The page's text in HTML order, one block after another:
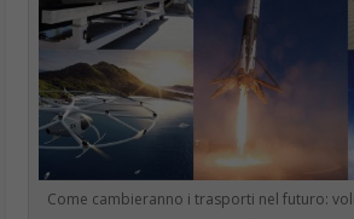
Google One: cos’è e come funziona
In molti si sono chiesti cos’è Google One,
averne sentito parlare l’hanno interpretato
sta per rimpiazzare il caro vecchio
Google
proprio così: Google One è la nuova
che gestiscono un piano di storage dati su
pagamento.